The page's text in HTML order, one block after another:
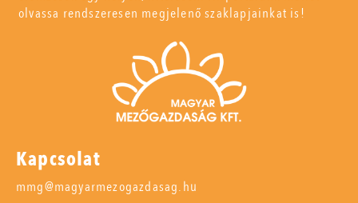
olvassa rendszeresen megjelenő szaklapjainkat is!
Kapcsolat
mmg@magyarmezogazdasag.hu